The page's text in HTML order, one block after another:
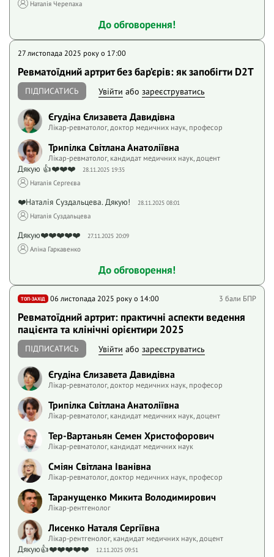
Наталія Черепаха
До обговорення!
27 листопада 2025 року o 17:00
Ревматоїдний артрит без бар’єрів: як запобігти D2T
ПІДПИСАТИСЬ Увійти або зареєструватись
Єгудіна Єлизавета Давидівна
Лікар-ревматолог, доктор медичних наук, професор
Трипілка Світлана Анатоліївна
Лікар-ревматолог, кандидат медичних наук, доцент
Дякую 👍❤️❤️❤️ 28.11.2025 19:35
Наталія Сергеєва
❤️Наталія Суздальцева. Дякую! 28.11.2025 08:01
Наталія Суздальцева
Дякую❤️❤️❤️❤️❤️ 27.11.2025 20:09
Аліна Гаркавенко
До обговорення!
ТОП-ЗАХІД 06 листопада 2025 року o 14:00 3 бали БПР
Ревматоїдний артрит: практичні аспекти ведення
пацієнта та клінічні орієнтири 2025
ПІДПИСАТИСЬ Увійти або зареєструватись
Єгудіна Єлизавета Давидівна
Лікар-ревматолог, доктор медичних наук, професор
Трипілка Світлана Анатоліївна
Лікар-ревматолог, кандидат медичних наук, доцент
Тер-Вартаньян Семен Христофорович
Лікар-ревматолог, кандидат медичних наук
Сміян Світлана Іванівна
Лікар-ревматолог, доктор медичних наук, професор
Таранущенко Микита Володимирович
Лікар-рентгенолог
Лисенко Наталя Сергіївна
Лікар-рентгенолог, кандидат медичних наук, доцент
Дякую👍❤️❤️❤️❤️❤️ 12.11.2025 09:51